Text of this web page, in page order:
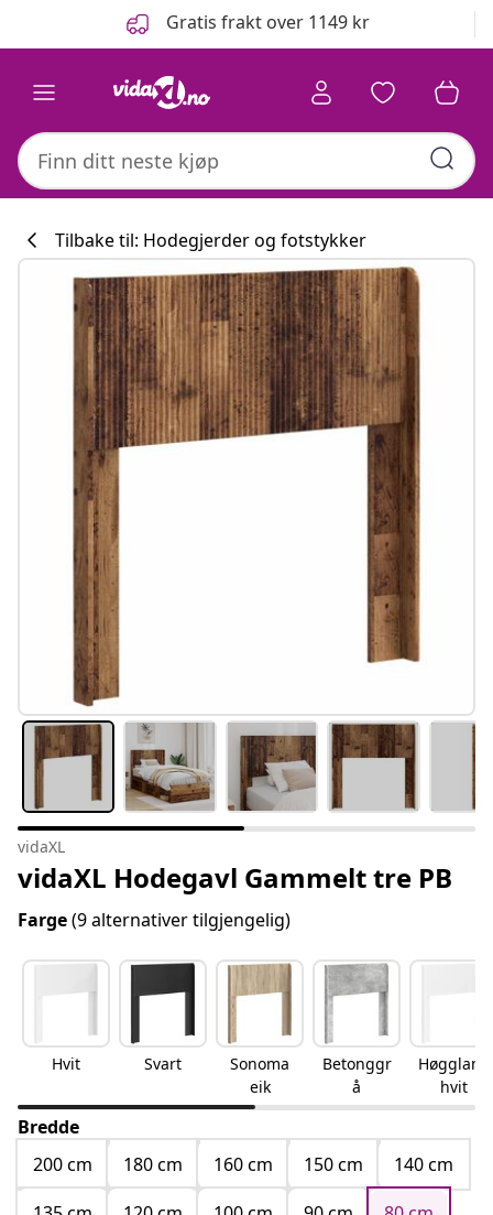
Gratis frakt over 1149 kr
Tilbake til: Hodegjerder og fotstykker
vidaXL
vidaXL Hodegavl Gammelt tre PB
Farge(9 alternativer tilgjengelig)
Hvit Svart
Sonoma
eik
Betonggr
å
Høgglans
hvit
Bredde
200 cm
180 cm 160 cm 150 cm
140 cm